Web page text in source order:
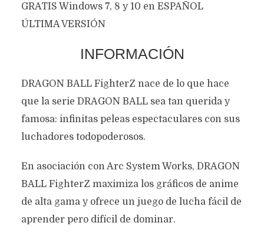
GRATIS Windows 7, 8 y 10 en ESPAÑOL
ÚLTIMA VERSIÓN
INFORMACIÓN
DRAGON BALL FighterZ nace de lo que hace
que la serie DRAGON BALL sea tan querida y
famosa: infinitas peleas espectaculares con sus
luchadores todopoderosos.
En asociación con Arc System Works, DRAGON
BALL FighterZ maximiza los gráficos de anime
de alta gama y ofrece un juego de lucha fácil de
aprender pero difícil de dominar.